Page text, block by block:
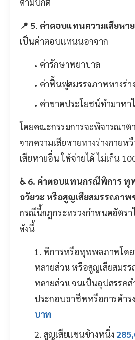
📍 5. ค่าตอบแทนความเสียหา
เป็นค่าตอบแทนนอกจาก
ค่ารักษาพยาบาล
ค่าฟื้นฟูสมรรถภาพทางร่า
ค่าขาดประโยชน์ทำมาหา
โดยคณะกรรมการจะพิจารณาต
จากความเสียหายทางร่างกายห
เสียหายอื่น ให้จ่ายได้ ไม่เกิน
♿ 6. ค่าตอบแทนกรณีพิการ
อวัยวะ หรือสูญเสียสมรรถภาพ
กรณีนี้กฎกระทรวงกำหนดอัตรา
ดังนี้
พิการหรือทุพพลภาพโดย
หลายส่วน หรือสูญเสียสมรร
หลายส่วน จนเป็นอุปสรรค
ประกอบอาชีพหรือการดำร
บาท
สูญเสียแขนข้างหนึ่ง